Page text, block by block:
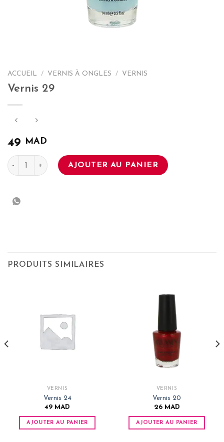
ACCUEIL / VERNIS À ONGLES / VERNIS
Vernis 29
49 MAD
quantité de Vernis 29
AJOUTER AU PANIER
PRODUITS SIMILAIRES
VERNIS
Vernis 24
49 MAD
AJOUTER AU PANIER
VERNIS
Vernis 20
26 MAD
AJOUTER AU PANIER